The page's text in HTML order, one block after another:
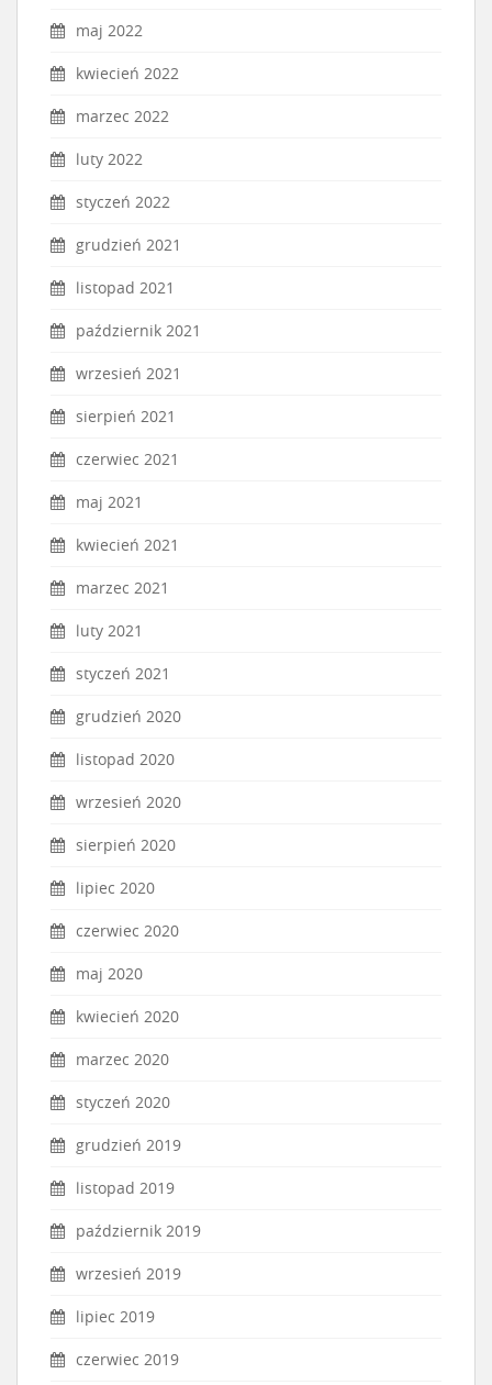
maj 2022
kwiecień 2022
marzec 2022
luty 2022
styczeń 2022
grudzień 2021
listopad 2021
październik 2021
wrzesień 2021
sierpień 2021
czerwiec 2021
maj 2021
kwiecień 2021
marzec 2021
luty 2021
styczeń 2021
grudzień 2020
listopad 2020
wrzesień 2020
sierpień 2020
lipiec 2020
czerwiec 2020
maj 2020
kwiecień 2020
marzec 2020
styczeń 2020
grudzień 2019
listopad 2019
październik 2019
wrzesień 2019
lipiec 2019
czerwiec 2019